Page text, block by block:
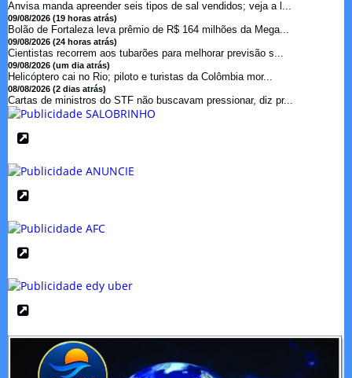
Anvisa manda apreender seis tipos de sal vendidos; veja a l...
09/08/2026 (19 horas atrás)
Bolão de Fortaleza leva prêmio de R$ 164 milhões da Mega...
09/08/2026 (24 horas atrás)
Cientistas recorrem aos tubarões para melhorar previsão s...
09/08/2026 (um dia atrás)
Helicóptero cai no Rio; piloto e turistas da Colômbia mor...
08/08/2026 (2 dias atrás)
Cartas de ministros do STF não buscavam pressionar, diz pr...